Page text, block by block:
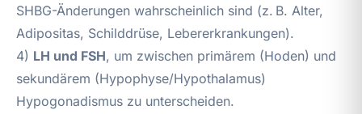
SHBG-Änderungen wahrscheinlich sind (z. B. Alter,
Adipositas, Schilddrüse, Lebererkrankungen).
4) LH und FSH, um zwischen primärem (Hoden) und
sekundärem (Hypophyse/Hypothalamus)
Hypogonadismus zu unterscheiden.